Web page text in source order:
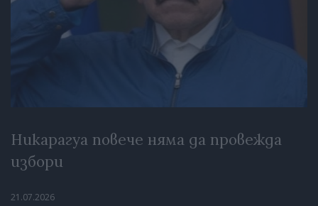
Никарагуа повече няма да провежда
избори
21.07.2026